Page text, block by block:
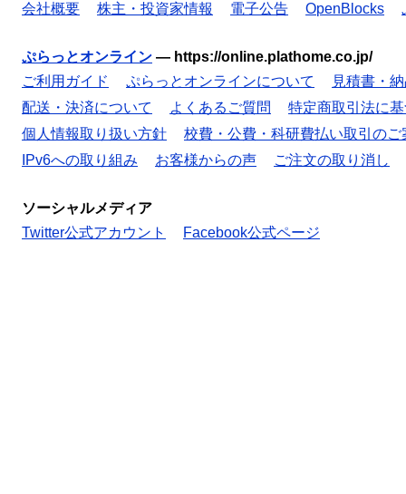
会社概要 株主・投資家情報 電子公告 OpenBlocks
ぷらっとオンライン — https://online.plathome.co.jp/
ご利用ガイド
ぷらっとオンラインについて
見積書・
配送・決済について
よくあるご質問
特定商取引法に
個人情報取り扱い方針
校費・公費・科研費払い取引のご
IPv6への取り組み
お客様からの声 ご注文の取り消し
ソーシャルメディア
Twitter公式アカウント
Facebook公式ページ